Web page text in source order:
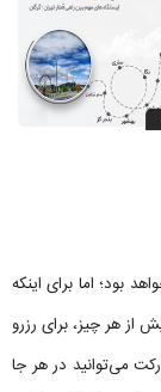
بود؛ اما برای اینکه
از هر چیز، برای رزرو
می‌توانید در هر جا